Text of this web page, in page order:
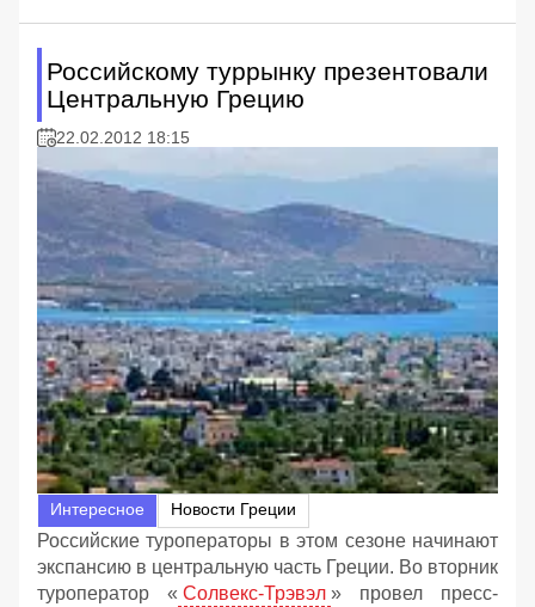
Российскому туррынку презентовали
Центральную Грецию
22.02.2012 18:15
Интересное Новости Греции
Российские туроператоры в этом сезоне начинают
экспансию в центральную часть Греции. Во вторник
туроператор « Солвекс-Трэвэл » провел пресс-